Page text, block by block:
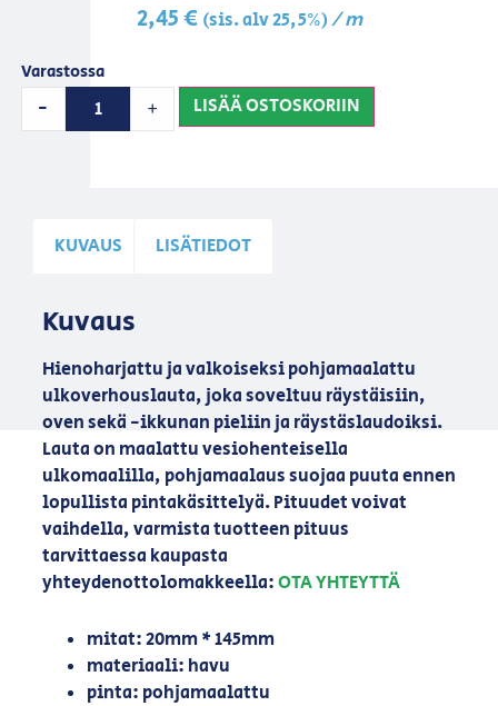
2,45€ (sis. alv 25,5%)/ m
Varastossa
- + LISÄÄ OSTOSKORIIN
KUVAUS LISÄTIEDOT
Kuvaus
Hienoharjattu ja valkoiseksi pohjamaalattu
ulkoverhouslauta, joka soveltuu räystäisiin,
oven sekä -ikkunan pieliin ja räystäslaudoiksi.
Lauta on maalattu vesiohenteisella
ulkomaalilla, pohjamaalaus suojaa puuta ennen
lopullista pintakäsittelyä. Pituudet voivat
vaihdella, varmista tuotteen pituus
tarvittaessa kaupasta
yhteydenottolomakkeella:OTA YHTEYTTÄ
mitat: 20mm * 145mm
materiaali: havu
pinta: pohjamaalattu